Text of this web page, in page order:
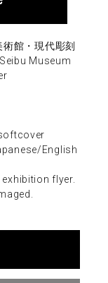
館・現代彫刻
Museum
English
flyer.